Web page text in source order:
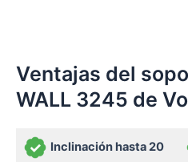
Ventajas del
WALL 3245 de
Inclinación hasta 20